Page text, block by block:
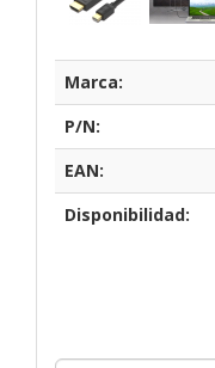
Marca:
P/N:
EAN:
Disponibilidad: